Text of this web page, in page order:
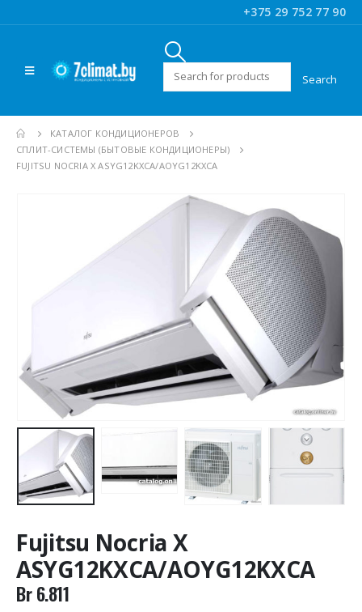
+375 29 752 77 90
Искать:
КАТАЛОГ КОНДИЦИОНЕРОВ
CПЛИТ-СИСТЕМЫ (БЫТОВЫЕ КОНДИЦИОНЕРЫ)
FUJITSU NOCRIA X ASYG12KXCA/AOYG12KXCA
Fujitsu Nocria X
ASYG12KXCA/AOYG12KXCA
Br6.811